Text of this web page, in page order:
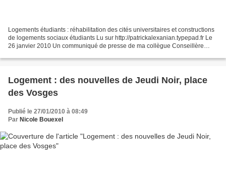
Logements étudiants : réhabilitation des cités universitaires et constructions
de logements sociaux étudiants Lu sur http://patrickalexanian.typepad.fr Le
26 janvier 2010 Un communiqué de presse de ma collègue Conseillère
Logement : des nouvelles de Jeudi Noir, place
des Vosges
Publié le 27/01/2010 à 08:49
Par Nicole Bouexel